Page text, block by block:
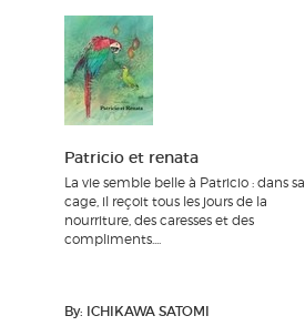
Patricio et renata
La vie semble belle à Patricio : dans sa
cage, il reçoit tous les jours de la
nourriture, des caresses et des
compliments....
By: ICHIKAWA SATOMI